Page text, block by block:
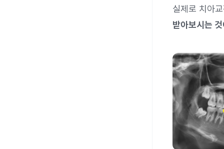
실제로 치아
받아보시는